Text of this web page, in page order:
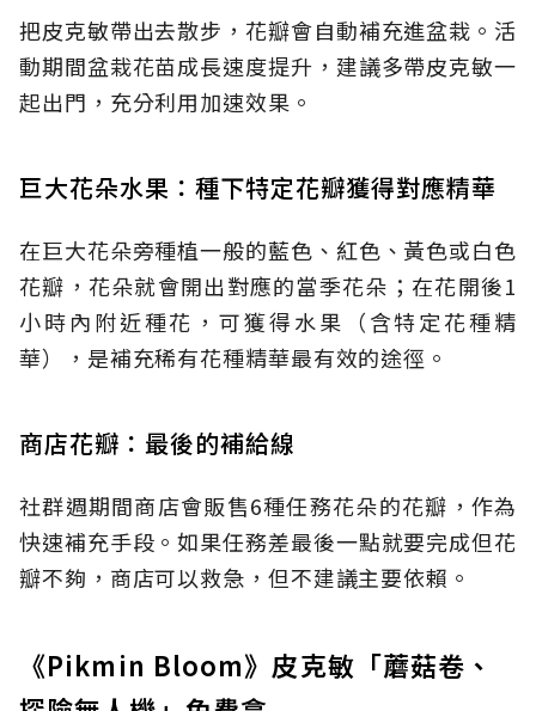
把皮克敏帶出去散步，花瓣會自動補充進盆栽。活
動期間盆栽花苗成長速度提升，建議多帶皮克敏一
起出門，充分利用加速效果。
巨大花朵水果：種下特定花瓣獲得對應精華
在巨大花朵旁種植一般的藍色、紅色、黃色或白色
花瓣，花朵就會開出對應的當季花朵；在花開後1
小時內附近種花，可獲得水果（含特定花種精
華），是補充稀有花種精華最有效的途徑。
商店花瓣：最後的補給線
社群週期間商店會販售6種任務花朵的花瓣，作為
快速補充手段。如果任務差最後一點就要完成但花
瓣不夠，商店可以救急，但不建議主要依賴。
《Pikmin Bloom》皮克敏「蘑菇卷、